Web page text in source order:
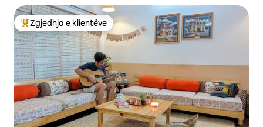
Më të mirat e zgjedhjeve të klientëve
Zgjedhja e klientëve